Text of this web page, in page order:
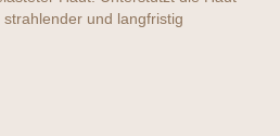
und langfristig